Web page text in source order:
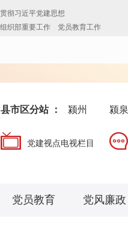
县市区分站 ： 颍州 颍泉
党建视点电视栏目
党员教育 党风廉政